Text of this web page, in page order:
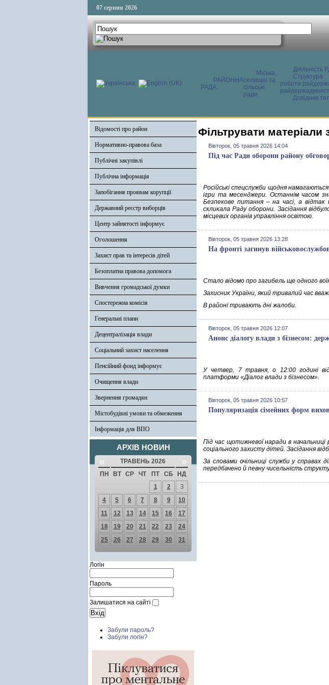
07 серпня 2026
РАЙОННА
РАДА
Міська,
селищні та
сільські
ради
Діяльність
Структура
роботи
Довідник
Відомості про район
Нормативно-правова база
Публічні закупівлі
Публічна інформація
Запобігання проявам корупції
Державний реєстр виборців
Центр зайнятості інформує
Оголошення
Захист прав та інтересів дітей
Безоплатна правова допомога
Вивчення громадської думки
Спостережна комісія
Генеральні плани
Децентралізація влади
Соціальний захист населення
Пенсійний фонд інформує
Очищення влади
Звернення громадян
Містобудівні умови та обмеження
Інформація для ВПО
АРХІВ НОВИН
« ТРАВЕНЬ 2026 »
ПН ВТ СР ЧТ ПТ СБ
НД
1
2
3
4
5 6 7 8 9
10
11
12 13 14 15 16
17
18
19 20 21 22 23
24
25
26 27 28 29 30 31
Логін
Пароль
Залишатися на сайті
Забули пароль?
Забули логін?
Фільтрувати матеріали
Вівторок, 05 травня 2026 14:04
Під час Ради оборони району
Російські спецслужби щодня
ігри та месенджери. Останнім часом
Безпекове питання – на часі, а відтак
скликала Раду оборони. Засідання
місцевих органів управління освітою.
Вівторок, 05 травня 2026 13:28
На фронті загинув
Стало відомо про загибель ще одного
Захисник України, який тривалий час
В районі тривають дні жалоби.
Вівторок, 05 травня 2026 12:07
Анонс діалогу влади з бізнесом:
У четвер, 7 травня, о 12:00 годині
платформи «Діалог влади з бізнесом».
Вівторок, 05 травня 2026 10:57
Популяризація сімейних форм
Під час щотижневої наради в начальниці
соціального захисту дітей. Засідання
За словами очільниці служби у
передбачено й певну чисельність